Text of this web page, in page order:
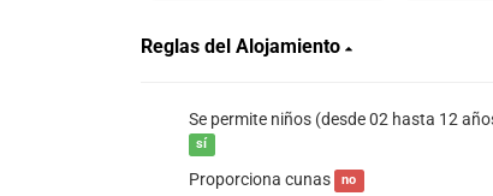
Reglas del Alojamiento
Se permite niños (desde 02 hasta 12
sí
Proporciona cunas no